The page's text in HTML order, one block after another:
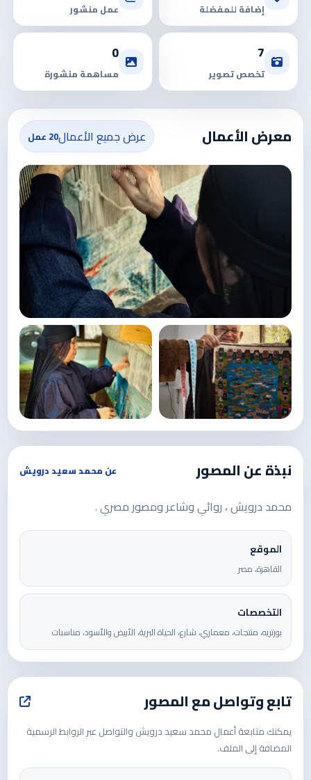
إضافة للمفضلة عمل منشور
7
تخصص تصوير
0
مساهمة منشورة
معرض الأعمال عرض جميع الأعمال20 عمل
نبذة عن المصور عن محمد سعيد درويش
محمد درويش ، روائي وشاعر ومصور مصري .
الموقع
القاهرة، مصر
التخصصات
بورتريه، منتجات، معماري، شارع، الحياة البرية، الأبيض والأسود، مناسبات
تابع وتواصل مع المصور
يمكنك متابعة أعمال محمد سعيد درويش والتواصل عبر الروابط الرسمية
المضافة إلى الملف.